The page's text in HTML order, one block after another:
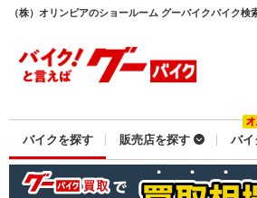
（株）オリンピアのショールーム グーバイクバイク検
バイクを探す 販売店を探す バイ